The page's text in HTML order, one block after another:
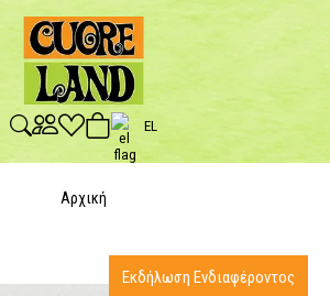
EL
Αρχική
Εκδήλωση Ενδιαφέροντος